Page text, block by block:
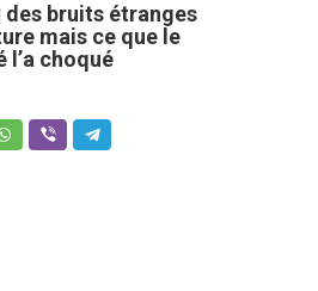
des bruits étranges
mais ce que le
l’a choqué